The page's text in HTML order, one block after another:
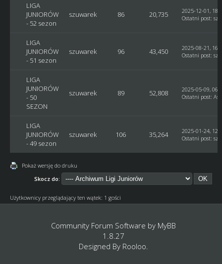
LIGA
JUNIORÓW
- 52 sezon
szuwarek 86 20,735
2025-12-01,
Ostatni post:
LIGA
JUNIORÓW
- 51 sezon
szuwarek 96 43,450
2025-08-21,
Ostatni post:
LIGA
JUNIORÓW
- 50
SEZON
szuwarek 89 52,808
2025-05-09,
Ostatni post:
LIGA
JUNIORÓW
- 49 sezon
szuwarek 106 35,264
2025-01-24,
Ostatni post:
Pokaż wersję do druku
Skocz do:
Użytkownicy przeglądający ten wątek: 1 gości
Community Forum Software by MyBB
1.8.27
Designed By Rooloo